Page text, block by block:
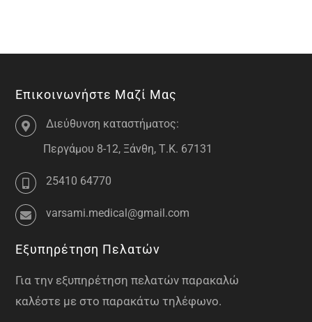
Επικοινωνήστε Μαζί Μας
Διεύθυνση καταστήματος:
Περγάμου 8-12, Ξάνθη, Τ.Κ. 67131
25410 64770
varsami.medical@gmail.com
Εξυπηρέτηση Πελατών
Για την εξυπηρέτηση πελατών παρακαλώ
καλέστε με στο παρακάτω τηλέφωνο.